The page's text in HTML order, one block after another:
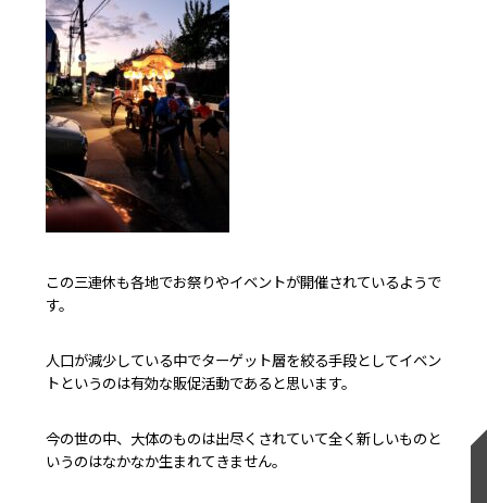
この三連休も各地でお祭りやイベントが開催されているようで
す。
人口が減少している中でターゲット層を絞る手段としてイベン
トというのは有効な販促活動であると思います。
今の世の中、大体のものは出尽くされていて全く新しいものと
いうのはなかなか生まれてきません。